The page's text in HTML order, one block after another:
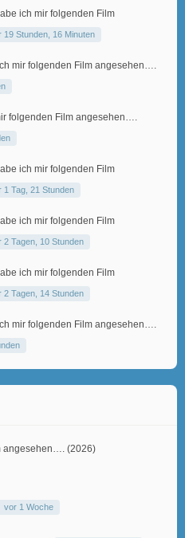
ich mir folgenden Film
19 Stunden, 16 Minuten
mir folgenden Film angesehen….
folgenden Film angesehen….
ich mir folgenden Film
1 Tag, 21 Stunden
ich mir folgenden Film
2 Tagen, 10 Stunden
ich mir folgenden Film
2 Tagen, 14 Stunden
mir folgenden Film angesehen….
angesehen…. (2026)
vor 1 Woche